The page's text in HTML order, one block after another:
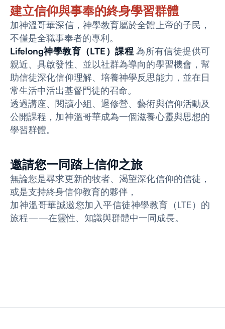
建立信仰與事奉的終身學習群體
加神溫哥華深信，神學教育屬於全體上帝的子民，
不僅是全職事奉者的專利。
Lifelong神學教育（LTE）課程為所有信徒提供可
親近、具啟發性、並以社群為導向的學習機會，幫
助信徒深化信仰理解、培養神學反思能力，並在日
常生活中活出基督門徒的召命。
透過講座、閱讀小組、退修營、藝術與信仰活動及
公開課程，加神溫哥華成為一個滋養心靈與思想的
學習群體。
邀請您一同踏上信仰之旅
無論您是尋求更新的牧者、渴望深化信仰的信徒，
或是支持終身信仰教育的夥伴，
加神溫哥華誠邀您加入平信徒神學教育（LTE）的
旅程——在靈性、知識與群體中一同成長。